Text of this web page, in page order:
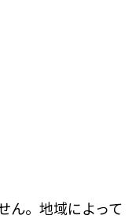
ん。地域によって